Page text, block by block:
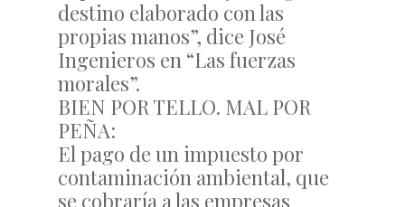
destino elaborado con las
propias manos”, dice José
Ingenieros en “Las fuerzas
morales”.
BIEN POR TELLO. MAL POR
PEÑA:
El pago de un impuesto por
contaminación ambiental, que
se cobraría a las empresas